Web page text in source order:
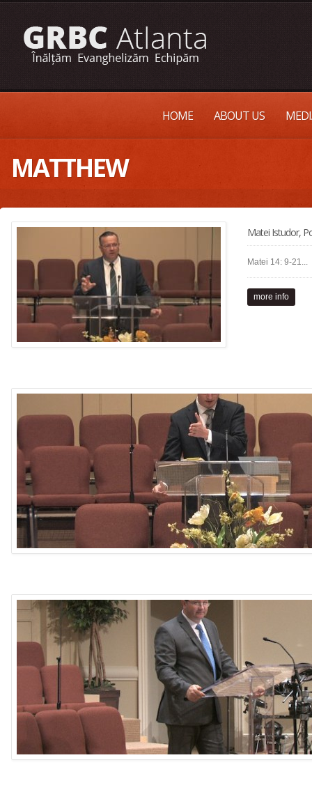
HOME ABOUT US
MATTHEW
Matei Istudor,
Matei 14: 9-21...
more info